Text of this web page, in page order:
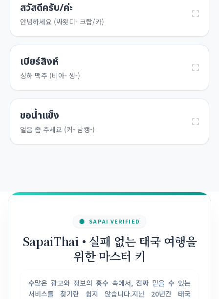
สวัสดีครับ/ค่ะ
안녕하세요 (싸왓디- 크랍/카)
เบียร์สิงห์
싱하 맥주 (비아- 씽-)
ขอน้ำแข็ง
얼음 좀 주세요 (커- 남캥-)
SAPAI VERIFIED
SapaiThai • 실패 없는 태국 여행을
위한 마스터 키
수많은 광고와 정보의 홍수 속에서, 진짜 믿을 수 있는
서비스를 찾기란 쉽지 않습니다.지난 20년간 태국